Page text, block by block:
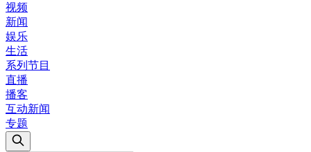
视频
新闻
娱乐
生活
系列节目
直播
播客
互动新闻
专题